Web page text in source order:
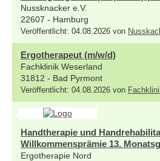
Nussknacker e.V.
22607 - Hamburg
Veröffentlicht: 04.08.2026 von
Ergotherapeut (m/w/d)
Fachklinik Weserland
31812 - Bad Pyrmont
Veröffentlicht: 04.08.2026 von
Handtherapie und
Willkommensprämie 13.
Ergotherapie Nord